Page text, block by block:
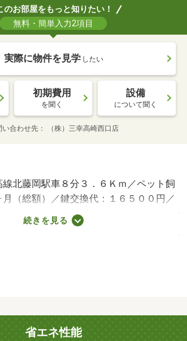
のお部屋をもっと知りたい！
無料・簡単入力2項目
実際に物件を見学 したい
初期費用
を聞く
設備
について聞く
い合わせ先 （株）三幸高崎西口店
北藤岡駅車８分３．６Ｋｍ／ペット飼
（総額）／鍵交換代：１６５００円／
円／クリーニング代：４９５００円／
初回保証料：３５０００円、月額保証
／ペット相談／２年間限定賃料（更新
円、短期解約違約金あり）、駐車場契
アコンクリーニング費用も含まれま
ら配給されます、保証会社Ｄスマイルに
続きを見る
省エネ性能